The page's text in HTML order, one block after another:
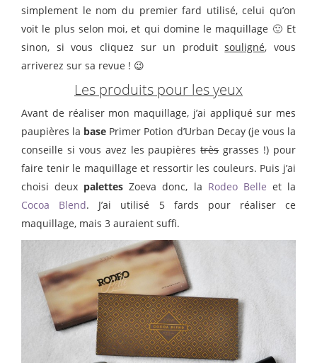
simplement le nom du premier fard utilisé, celui qu’on
voit le plus selon moi, et qui domine le maquillage 🙂 Et
sinon, si vous cliquez sur un produitsouligné, vous
arriverez sur sa revue ! 😉
Les produits pour les yeux
Avant de réaliser mon maquillage, j’ai appliqué sur mes
paupières la base Primer Potion d’Urban Decay (je vous la
conseille si vous avez les paupièrestrèsgrasses !) pour
faire tenir le maquillage et ressortir les couleurs. Puis j’ai
choisi deux palettes Zoeva donc, la Rodeo Belle et la
Cocoa Blend. J’ai utilisé 5 fards pour réaliser ce
maquillage, mais 3 auraient suffi.